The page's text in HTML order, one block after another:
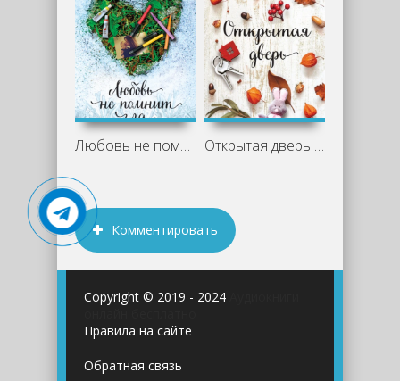
Любовь не помнит зла - Вера Колочкова Открытая дверь - Вера Колочкова
Комментировать
Copyright © 2019 - 2024
Правила на сайте
Обратная связь